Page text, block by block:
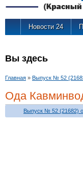
Новости 24
Вы здесь
Главная » Выпуск № 52
Ода
Выпуск № 52 (21682)